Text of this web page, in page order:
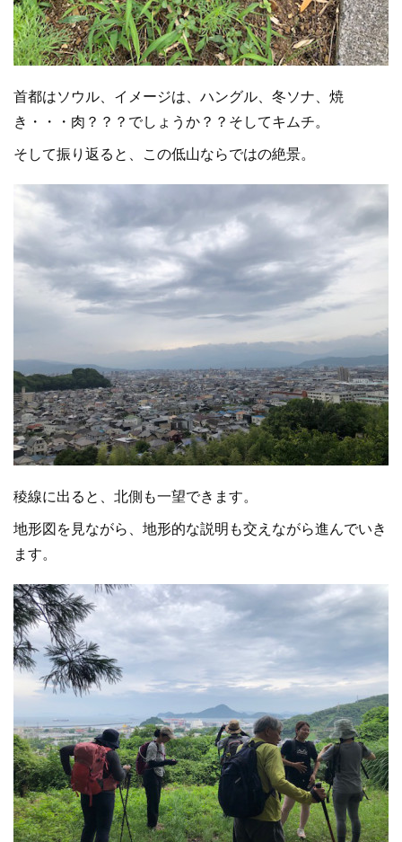
首都はソウル、イメージは、ハングル、冬ソナ、焼
き・・・肉？？？でしょうか？？そしてキムチ。
そして振り返ると、この低山ならではの絶景。
稜線に出ると、北側も一望できます。
地形図を見ながら、地形的な説明も交えながら進んでいき
ます。